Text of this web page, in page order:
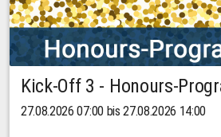
Kick-Off 3 - Honours-
27.08.2026 07:00 bis 27.08.2026 14:00